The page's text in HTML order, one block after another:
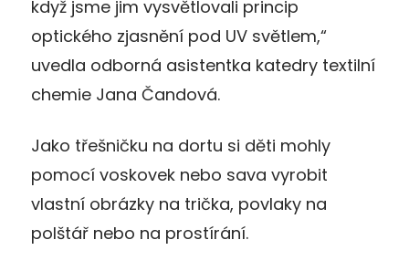
když jsme jim vysvětlovali princip
optického zjasnění pod UV světlem,“
uvedla odborná asistentka katedry textilní
chemie Jana Čandová.
Jako třešničku na dortu si děti mohly
pomocí voskovek nebo sava vyrobit
vlastní obrázky na trička, povlaky na
polštář nebo na prostírání.